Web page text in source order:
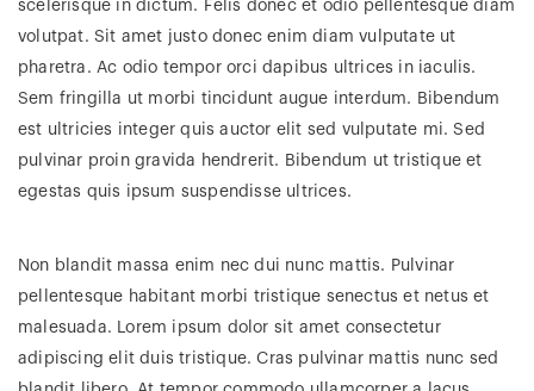
scelerisque in dictum. Felis donec et odio pellentesque diam
volutpat. Sit amet justo donec enim diam vulputate ut
pharetra. Ac odio tempor orci dapibus ultrices in iaculis.
Sem fringilla ut morbi tincidunt augue interdum. Bibendum
est ultricies integer quis auctor elit sed vulputate mi. Sed
pulvinar proin gravida hendrerit. Bibendum ut tristique et
egestas quis ipsum suspendisse ultrices.
Non blandit massa enim nec dui nunc mattis. Pulvinar
pellentesque habitant morbi tristique senectus et netus et
malesuada. Lorem ipsum dolor sit amet consectetur
adipiscing elit duis tristique. Cras pulvinar mattis nunc sed